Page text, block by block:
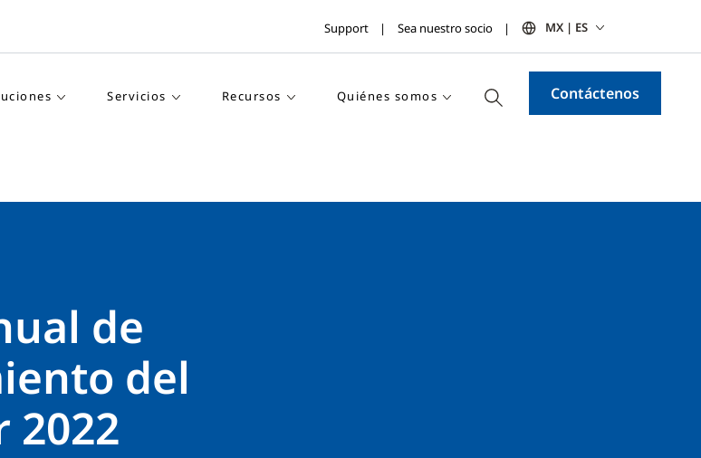
Support Sea nuestro socio MX | ES
Servicios Recursos Quiénes somos Contáctenos
de
del
2022